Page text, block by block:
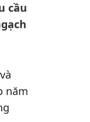
cầu
năm